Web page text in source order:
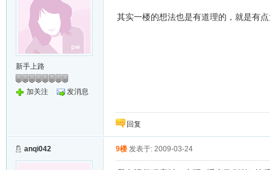
新手上路
加关注 发消息
其实一楼的想法也是有道理的，就是有
回复
anqi042 9楼 发表于: 2009-03-24